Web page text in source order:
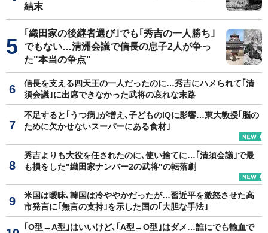
結末
｢織田家の後継者選び｣でも｢秀吉の一人勝ち｣
でもない…清洲会議で信長の息子2人が争っ
た"本当の争点"
信長を支える四天王の一人だったのに…秀吉にハメられて｢清
須会議｣に出席できなかった武将の哀れな末路
不足すると｢うつ病｣が増え､子どものIQに影響…東大教授｢脳の
ために欠かせないスーパーにある食材｣
秀吉よりも大役を任されたのに､使い捨てに…｢清須会議｣で最
も損をした"織田家ナンバー2の武将"の転落劇
米国は曖昧､韓国は冷ややかだったが…習近平を激怒させた高
市発言に｢無言の支持｣を示した国の｢大胆な手法｣
｢O型→A型｣はいいけど､｢A型→O型｣はダメ…誰にでも輸血で